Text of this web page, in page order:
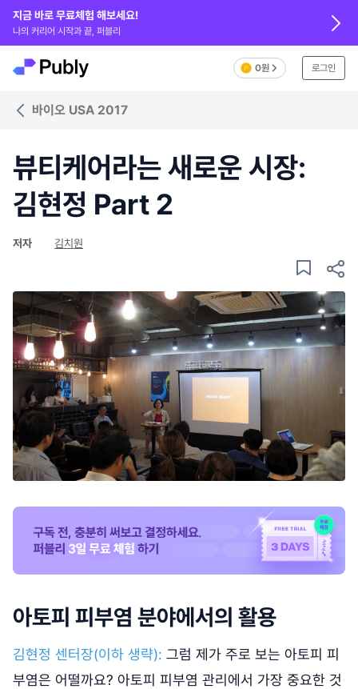
지금 바로 무료체험 해보세요!
나의 커리어 시작과 끝, 퍼블리
0원 로그인
바이오 USA 2017
뷰티케어라는 새로운 시장:
김현정 Part 2
저자 김치원
아토피 피부염 분야에서의 활용
김현정 센터장(이하 생략): 그럼 제가 주로 보는 아토피 피
부염은 어떨까요? 아토피 피부염 관리에서 가장 중요한 것